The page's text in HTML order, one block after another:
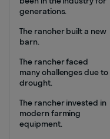
generations.
The rancher built a new
barn.
The rancher faced
many challenges due to
drought.
The rancher invested in
modern farming
equipment.